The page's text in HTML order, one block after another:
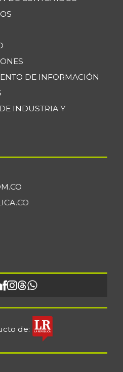
DE INFORMACIÓN
INDUSTRIA Y
de: